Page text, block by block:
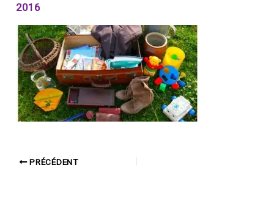
2016
PRÉCÉDENT